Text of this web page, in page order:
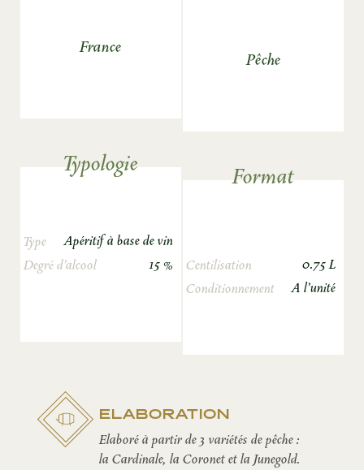
France
Pêche
Typologie
Type
Apéritif à base de vin
Degré d’alcool
15 %
Format
Centilisation
0.75 L
Conditionnement
A l'unité
ELABORATION
Elaboré à partir de 3 variétés de pêche :
la Cardinale, la Coronet et la Junegold.